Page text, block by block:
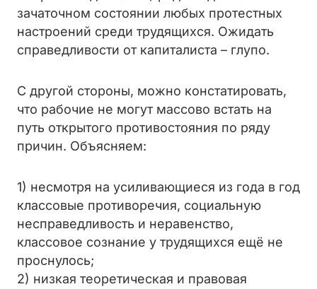
зачаточном состоянии любых протестных
настроений среди трудящихся. Ожидать
справедливости от капиталиста – глупо.
С другой стороны, можно констатировать,
что рабочие не могут массово встать на
путь открытого противостояния по ряду
причин. Объясняем:
1) несмотря на усиливающиеся из года в год
классовые противоречия, социальную
несправедливость и неравенство,
классовое сознание у трудящихся ещё не
проснулось;
2) низкая теоретическая и правовая